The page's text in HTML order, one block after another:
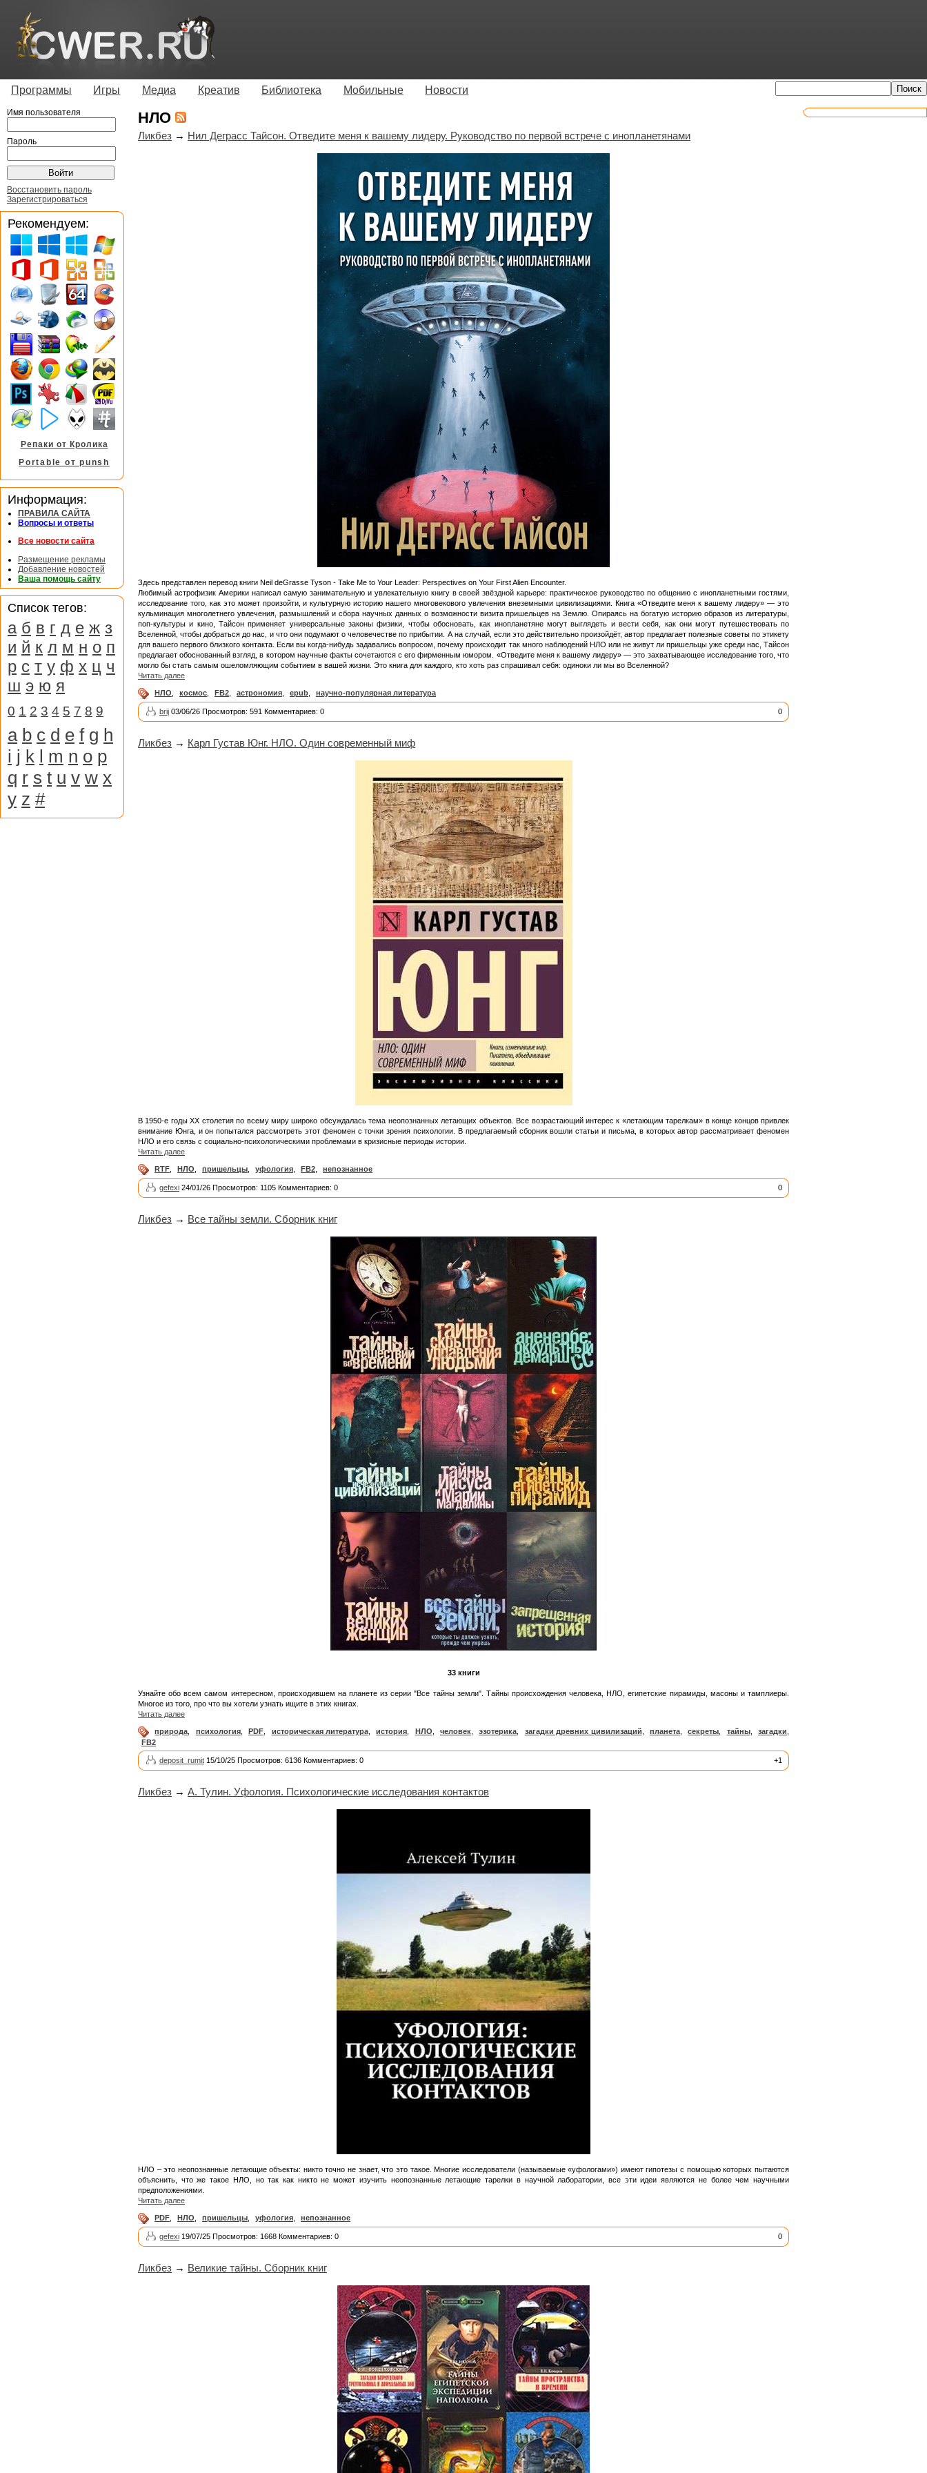
Программы Игры Медиа Креатив Библиотека Мобильные Новости
НЛО
Ликбез → Нил Деграсс Тайсон. Отведите меня к вашему лидеру. Руководство по первой встрече с инопланетянами
Здесь представлен перевод книги Neil deGrasse Tyson - Take Me to Your Leader: Perspectives on Your First Alien Encounter.
Любимый астрофизик Америки написал самую занимательную и увлекательную книгу в своей звёздной карьере: практическое руководство по общению с инопланетными гостями,
исследование того, как это может произойти, и культурную историю нашего многовекового увлечения внеземными цивилизациями. Книга «Отведите меня к вашему лидеру» — это
кульминация многолетнего увлечения, размышлений и сбора научных данных о возможности визита пришельцев на Землю. Опираясь на богатую историю образов из литературы,
поп-культуры и кино, Тайсон применяет универсальные законы физики, чтобы обосновать, как инопланетяне могут выглядеть и вести себя, как они могут путешествовать по
Вселенной, чтобы добраться до нас, и что они подумают о человечестве по прибытии. А на случай, если это действительно произойдёт, автор предлагает полезные советы по этикету
для вашего первого близкого контакта. Если вы когда-нибудь задавались вопросом, почему происходит так много наблюдений НЛО или не живут ли пришельцы уже среди нас, Тайсон
предлагает обоснованный взгляд, в котором научные факты сочетаются с его фирменным юмором. «Отведите меня к вашему лидеру» — это захватывающее исследование того, что
могло бы стать самым ошеломляющим событием в вашей жизни. Это книга для каждого, кто хоть раз спрашивал себя: одиноки ли мы во Вселенной?
Читать далее
НЛО космос FB2 астрономия epub научно-популярная литература
brij 03/06/26 Просмотров: 591 Комментариев: 0 0
Ликбез → Карл Густав Юнг. НЛО. Один современный миф
В 1950-е годы XX столетия по всему миру широко обсуждалась тема неопознанных летающих объектов. Все возрастающий интерес к «летающим тарелкам» в конце концов привлек
внимание Юнга, и он попытался рассмотреть этот феномен с точки зрения психологии. В предлагаемый сборник вошли статьи и письма, в которых автор рассматривает феномен
НЛО и его связь с социально-психологическими проблемами в кризисные периоды истории.
Читать далее
RTF НЛО пришельцы уфология FB2 непознанное
gefexi 24/01/26 Просмотров: 1105 Комментариев: 0 0
Ликбез → Все тайны земли. Сборник книг
33 книги
Узнайте обо всем самом интересном, происходившем на планете из серии "Все тайны земли". Тайны происхождения человека, НЛО, египетские пирамиды, масоны и тамплиеры.
Многое из того, про что вы хотели узнать ищите в этих книгах.
Читать далее
природа психология, PDF историческая литература, история НЛО человек эзотерика загадки древних цивилизаций планета, секреты тайны, загадки
FB2
deposit_rumit 15/10/25 Просмотров: 6136 Комментариев: 0 +1
Ликбез → А. Тулин. Уфология. Психологические исследования контактов
НЛО – это неопознанные летающие объекты: никто точно не знает, что это такое. Многие исследователи (называемые «уфологами») имеют гипотезы с помощью которых пытаются
объяснить, что же такое НЛО, но так как никто не может изучить неопознанные летающие тарелки в научной лаборатории, все эти идеи являются не более чем научными
предположениями.
Читать далее
PDF НЛО пришельцы уфология непознанное
gefexi 19/07/25 Просмотров: 1668 Комментариев: 0 0
Ликбез → Великие тайны. Сборник книг
Имя пользователя
Пароль
Восстановить пароль
Зарегистрироваться
Рекомендуем:
Репаки от Кролика
Portable от punsh
Информация:
ПРАВИЛА САЙТА
Вопросы и ответы
Все новости сайта
Размещение рекламы
Добавление новостей
Ваша помощь сайту
Список тегов:
а б в г д е ж з
и й к л м н о п
р с т у ф х ц ч
ш э ю я
0 1 2 3 4 5 7 8 9
a b c d e f g h
i j k l m n o p
q r s t u v w x
y z #